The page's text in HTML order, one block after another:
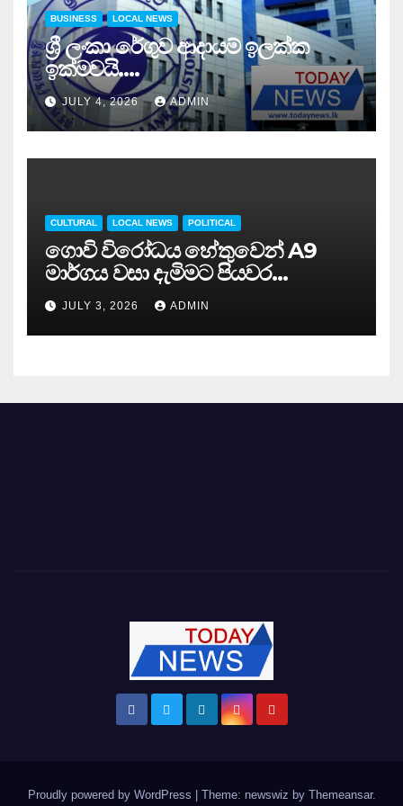
BUSINESS LOCAL NEWS
ශ්‍රී ලංකා රේගුව ආදායම් ඉලක්ක
ඉක්මවයි….
JULY 4, 2026 ADMIN
CULTURAL LOCAL NEWS POLITICAL
ගොවි විරෝධය හේතුවෙන් A9
මාර්ගය වසා දැමිමට පියවර…
JULY 3, 2026 ADMIN
Proudly powered by WordPress Theme: newswiz by Themeansar.